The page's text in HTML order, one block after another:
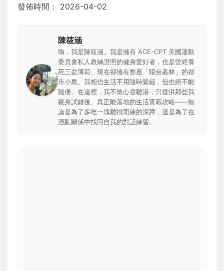
發佈時間： 2026-04-02
陳筱涵
嗨，我是陳筱涵。我是擁有 ACE-CPT 美國運動
委員會私人教練證照的健身愛好者，也是曾經養
死三盆薄荷、現在卻擁有整座「陽台叢林」的都
市小農。我相信生活不用隨時緊繃，但也絕不能
隨便。在這裡，我不熬心靈雞湯，只提供那些我
親身試錯後、真正能落地的生活實戰攻略——無
論是為了多吃一塊雞排而練的深蹲，還是為了在
混亂關係中找回自我的對話練習。